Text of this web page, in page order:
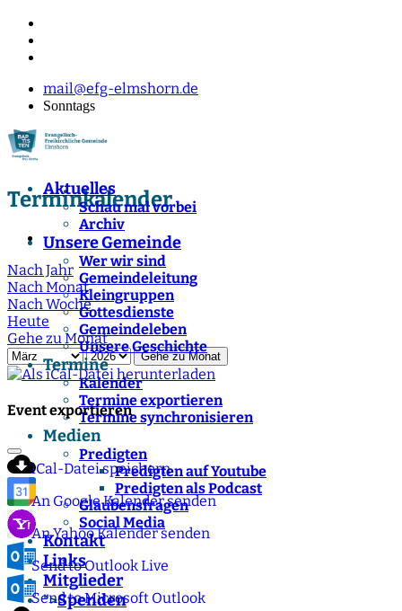
mail@efg-elmshorn.de
Sonntags
Aktuelles
Schau mal vorbei
Archiv
Unsere Gemeinde
Wer wir sind
Gemeindeleitung
Kleingruppen
Gottesdienste
Gemeindeleben
Unsere Geschichte
Termine
Kalender
Termine exportieren
Termine synchronisieren
Medien
Predigten
Predigten auf Youtube
Predigten als Podcast
Glaubensfragen
Social Media
Kontakt
Links
Mitglieder
">Spenden
Terminkalender
Nach Jahr
Nach Monat
Nach Woche
Heute
Gehe zu Monat
Gehe zu Monat
Event exportieren
iCal-Datei speichern
An Google Kalender senden
An Yahoo Kalender senden
Send to Outlook Live
Send to Microsoft Outlook